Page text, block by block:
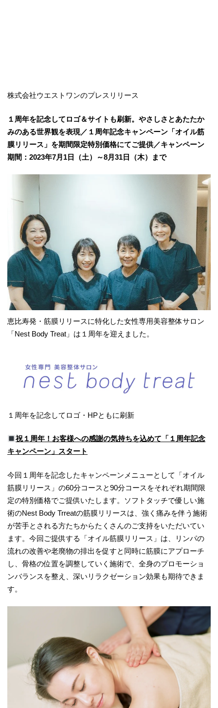
株式会社ウエストワンのプレスリリース
１周年を記念してロゴ＆サイトも刷新。やさしさとあたたか
みのある世界観を表現／１周年記念キャンペーン「オイル筋
膜リリース」を期間限定特別価格にてご提供／キャンペーン
期間：2023年7月1日（土）～8月31日（木）まで
恵比寿発・筋膜リリースに特化した女性専用美容整体サロン
「Nest Body Treat」は１周年を迎えました。
１周年を記念してロゴ・HPともに刷新
祝１周年！お客様への感謝の気持ちを込めて「１周年記念
キャンペーン」スタート
今回１周年を記念したキャンペーンメニューとして「オイル
筋膜リリース」の60分コースと90分コースをそれぞれ期間限
定の特別価格でご提供いたします。ソフトタッチで優しい施
術のNest Body Trreatの筋膜リリースは、強く痛みを伴う施術
が苦手とされる方たちからたくさんのご支持をいただいてい
ます。今回ご提供する「オイル筋膜リリース」は、リンパの
流れの改善や老廃物の排出を促すと同時に筋膜にアプローチ
し、骨格の位置を調整していく施術で、全身のプロモーショ
ンバランスを整え、深いリラクゼーション効果も期待できま
す。